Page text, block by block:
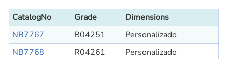
CatalogNo Grade
Dimensions
NB7767
R04251
Personalizado
NB7768
R04261 Personalizado